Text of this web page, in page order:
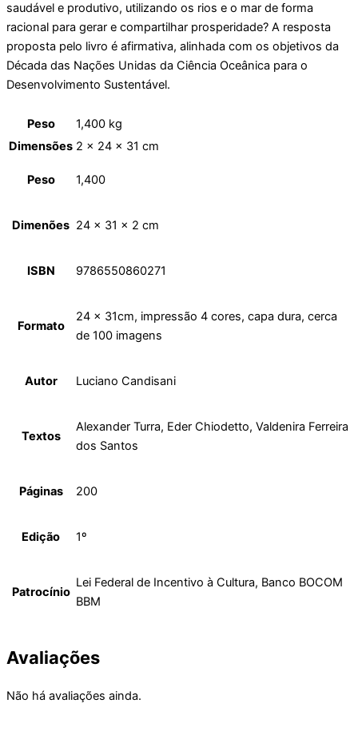
saudável e produtivo, utilizando os rios e o mar de forma
racional para gerar e compartilhar prosperidade? A resposta
proposta pelo livro é afirmativa, alinhada com os objetivos da
Década das Nações Unidas da Ciência Oceânica para o
Desenvolvimento Sustentável.
Peso
1,400 kg
Dimensões 2 × 24 × 31 cm
Peso 1,400
Dimenões 24 x 31 x 2 cm
ISBN 9786550860271
Formato
24 x 31cm, impressão 4 cores, capa dura, cerca
de 100 imagens
Autor Luciano Candisani
Textos
Alexander Turra, Eder Chiodetto, Valdenira Ferreira
dos Santos
Páginas 200
Edição 1º
Patrocínio
Lei Federal de Incentivo à Cultura, Banco BOCOM
BBM
Avaliações
Não há avaliações ainda.